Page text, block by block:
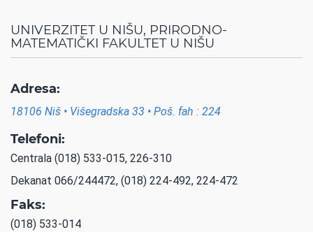
UNIVERZITET U NIŠU, PRIRODNO-
MATEMATIČKI FAKULTET U NIŠU
Adresa:
18106 Niš • Višegradska 33 • Poš. fah : 224
Telefoni:
Centrala (018) 533-015, 226-310
Dekanat 066/244472, (018) 224-492, 224-472
Faks:
(018) 533-014